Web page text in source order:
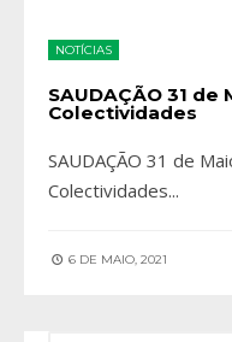
NOTÍCIAS
SAUDAÇÃO 31 de
Colectividades
SAUDAÇÃO 31 de
Colectividades...
6 DE MAIO, 2021